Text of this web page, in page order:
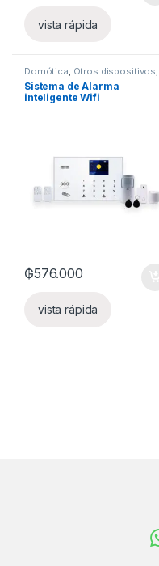
vista rápida
Domótica, Otros dispositivos,
Seguridad , Sensores y Alarmas
Sistema de Alarma
inteligente Wifi
₲576.000
vista rápida